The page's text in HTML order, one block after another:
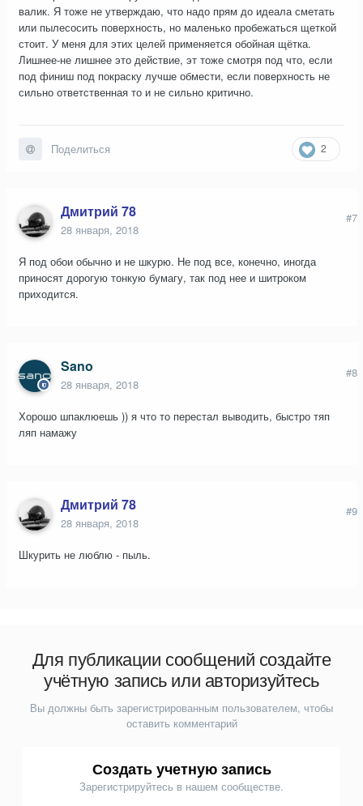
валик. Я тоже не утверждаю, что надо прям до идеала сметать
или пылесосить поверхность, но маленько пробежаться щеткой
стоит. У меня для этих целей применяется обойная щётка.
Лишнее-не лишнее это действие, эт тоже смотря под что, если
под финиш под покраску лучше обмести, если поверхность не
сильно ответственная то и не сильно критично.
2
Поделиться
Дмитрий 78
28 января, 2018
#7
Я под обои обычно и не шкурю. Не под все, конечно, иногда
приносят дорогую тонкую бумагу, так под нее и шитроком
приходится.
Sano
28 января, 2018
#8
Хорошо шпаклюешь )) я что то перестал выводить, быстро тяп
ляп намажу
Дмитрий 78
28 января, 2018
#9
Шкурить не люблю - пыль.
Для публикации сообщений создайте
учётную запись или авторизуйтесь
Вы должны быть зарегистрированным пользователем, чтобы
оставить комментарий
Создать учетную запись
Зарегистрируйтесь в нашем сообществе.